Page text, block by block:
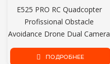
E525 PRO RC Quadcopter
Profissional Obstacle
Avoidance Drone Dual Camera
1080P 4K Fixed Height Mini
Dron Helicopter Toy
ПОДРОБНЕЕ